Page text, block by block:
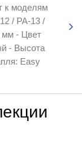
к моделям
/ PA-13 /
мм - Цвет
- Высота
Easy